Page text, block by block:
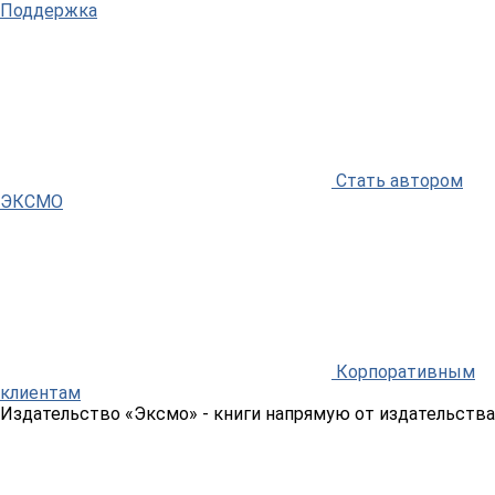
Поддержка
Стать автором
ЭКСМО
Корпоративным
клиентам
Издательство «Эксмо» - книги напрямую от издательства